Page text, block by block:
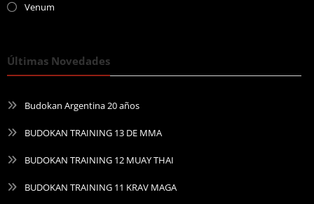
Venum
Últimas Novedades
Budokan Argentina 20 años
BUDOKAN TRAINING 13 DE MMA
BUDOKAN TRAINING 12 MUAY THAI
BUDOKAN TRAINING 11 KRAV MAGA